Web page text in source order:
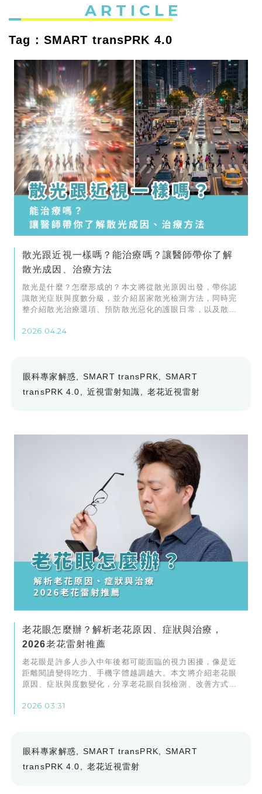
ARTICLE
Tag : SMART transPRK 4.0
散光跟近視一樣嗎？能治療嗎？讓醫師帶你了解
散光成因、治療方法
散光是什麼？怎麼形成的？本文將從散光原因出發，帶你認
識散光症狀與度數分級，並介紹居家散光檢測方法，同時完
整介紹散光治療選項、預防散光惡化的護眼日常，以及散光
2026.04.24
眼科專家解惑 SMART transPRK
SMART
transPRK 4.0
近視雷射知識 老花近視雷射
老花眼怎麼辦？解析老花原因、症狀與治療，
2026老花雷射推薦
老花眼是許多人步入中年後都可能面臨的視力困擾，像是近
距離閱讀變得吃力、手機字體越調越大。本文將介紹老花眼
原因、症狀與度數變化，分享老花眼自我檢測、改善方式、
2026.03.31
眼科專家解惑 SMART transPRK
SMART
transPRK 4.0
老花近視雷射